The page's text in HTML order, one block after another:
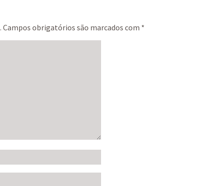
Campos obrigatórios são marcados com *